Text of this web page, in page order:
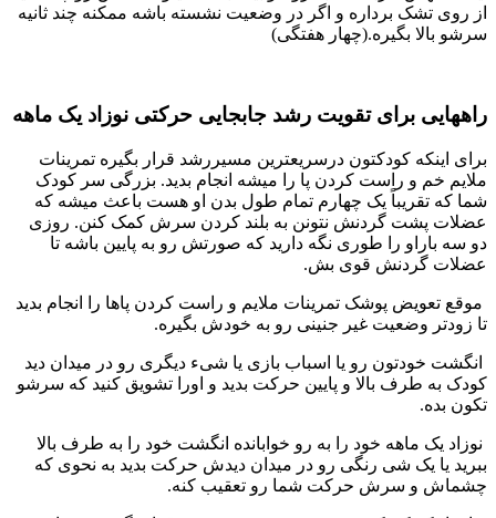
روی تشک برداره و اگر در وضعیت نشسته باشه ممکنه چند ثانیه
بالا بگیره.(چهار هفتگی)
برای تقویت رشد جابجایی حرکتی نوزاد یک ماهه
اینکه کودکتون درسریعترین مسیررشد قرار بگیره تمرینات
خم و راست کردن پا را میشه انجام بدید. بزرگی سر کودک
که تقریباً یک چهارم تمام طول بدن او هست باعث میشه که
پشت گردنش نتونن به بلند کردن سرش کمک کنن. روزی
سه باراو را طوری نگه دارید که صورتش رو به پایین باشه تا
گردنش قوی بش.
تعویض پوشک تمرینات ملایم و راست کردن پاها را انجام بدید
زودتر وضعیت غیر جنینی رو به خودش بگیره.
خودتون رو یا اسباب بازی یا شیء دیگری رو در میدان دید
به طرف بالا و پایین حرکت بدید و اورا تشویق کنید که سرشو
بده.
یک ماهه خود را به رو خوابانده انگشت خود را به طرف بالا
یا یک شی رنگی رو در میدان دیدش حرکت بدید به نحوی که
و سرش حرکت شما رو تعقیب کنه.